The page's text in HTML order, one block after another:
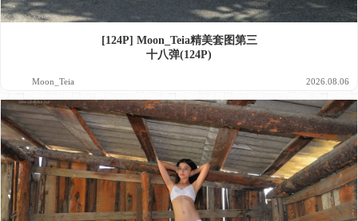
[124P] Moon_Teia精美套图第三
十八弹(124P)
Moon_Teia 2026.08.06